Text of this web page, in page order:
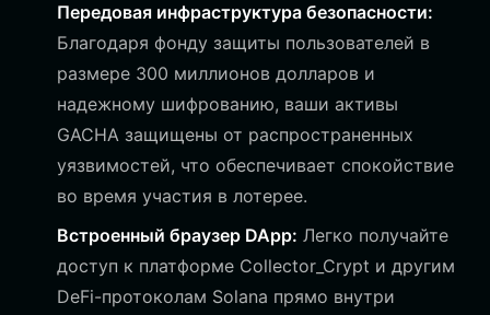
Передовая инфраструктура безопасности:
Благодаря фонду защиты пользователей в
размере 300 миллионов долларов и
надежному шифрованию, ваши активы
GACHA защищены от распространенных
уязвимостей, что обеспечивает спокойствие
во время участия в лотерее.
Встроенный браузер DApp: Легко получайте
доступ к платформе Collector_Crypt и другим
DeFi-протоколам Solana прямо внутри